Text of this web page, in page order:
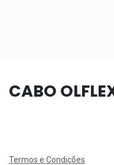
CABO
Termos e Condições